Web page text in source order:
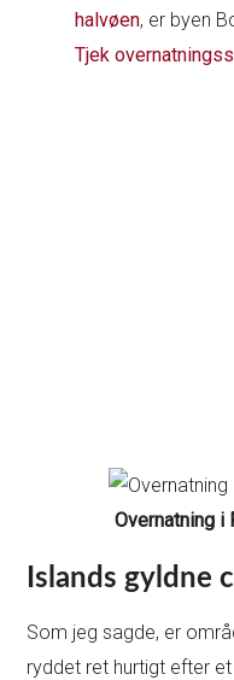
halvøen, er byen
Tjek
Overnatning i
Islands gyldne
Som jeg sagde, er
ryddet ret hurtigt efter et